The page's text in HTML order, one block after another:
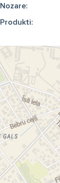
Nozare:
Produkti: